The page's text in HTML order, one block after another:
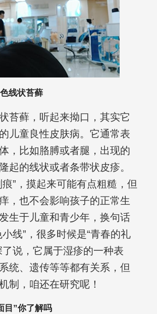
线状苔藓
苔藓，听起来拗口，其实它
儿童良性皮肤病。它通常表
，比如胳膊或者腿，出现的
起的线状或者条带状皮疹。
痕”，摸起来可能有点粗糙，但
，也不会影响孩子的正常生
生于儿童和青少年，换句话
线”，很多时候是“青春的礼
了说，它属于湿疹的一种表
统、遗传等等都有关系，但
制，咱还在研究呢！
目”你了解吗